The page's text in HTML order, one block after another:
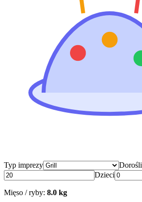
Typ imprezy
Dorośli
Dzieci
Mięso / ryby: 8.0 kg